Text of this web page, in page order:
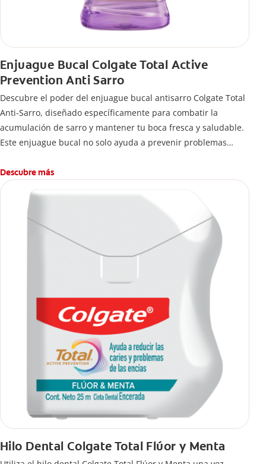
Enjuague Bucal Colgate Total Active
Prevention Anti Sarro
Descubre el poder del enjuague bucal antisarro Colgate Total
Anti-Sarro, diseñado específicamente para combatir la
acumulación de sarro y mantener tu boca fresca y saludable.
Este enjuague bucal no solo ayuda a prevenir problemas
Descubre más
Hilo Dental Colgate Total Flúor y Menta